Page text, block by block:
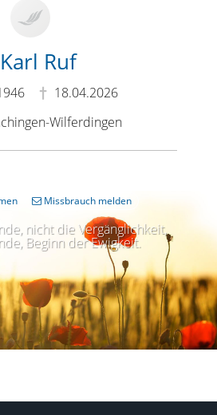
Karl Ruf
18.04.2026
Wilferdingen
nicht die Vergänglichkeit,
Beginn der Ewigkeit.
Missbrauch melden